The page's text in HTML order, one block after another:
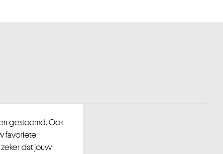
gestoomd. Ook
favoriete
dat jouw